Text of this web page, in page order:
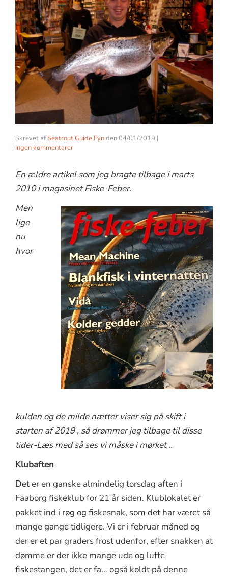
Skrevet afSeatrout Guide Fynden04/01/2019 |
Ingen kommentarer
En ældre artikel som jeg bragte tilbage i marts
2010 i magasinet Fiske-Feber.
Men
lige
nu
hvor
kulden og de milde nætter viser sig på skift i
starten af 2019 , så drømmer jeg tilbage til disse
tider-Læs med så ses vi måske i mørket ..
Klubaften
Det er en ganske almindelig torsdag aften i
Faaborg fiskeklub for 21 år siden. Klublokalet er
pakket ind i røg og fiskesnak, som det har været så
mange gange tidligere. Vi er i februar måned og
der er et par graders frost udenfor, efter snakken at
dømme er der ikke mange ude og lufte
fiskestangen, det er fa… også koldt på denne